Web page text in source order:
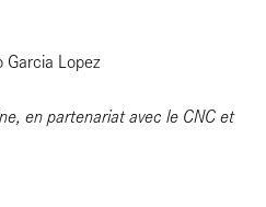
Garcia Lopez
en partenariat avec le CNC et